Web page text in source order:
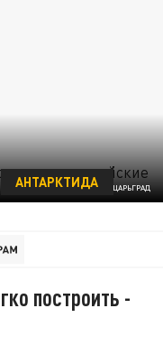
ФОТО: ЦАРЬГРАД
АНТАРКТИДА
построить -